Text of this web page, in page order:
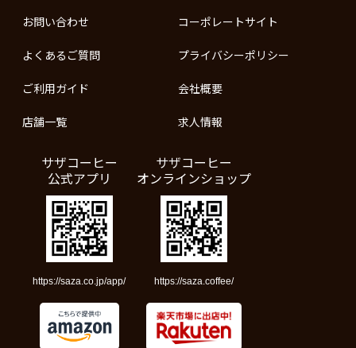
お問い合わせ
よくあるご質問
ご利用ガイド
店舗一覧
コーポレートサイト
プライバシーポリシー
会社概要
求人情報
サザコーヒー
公式アプリ
https://saza.co.jp/app/
サザコーヒー
オンラインショップ
https://saza.coffee/